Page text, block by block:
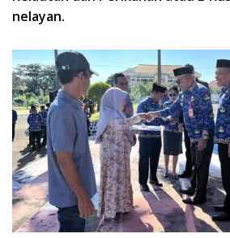
nelayan.